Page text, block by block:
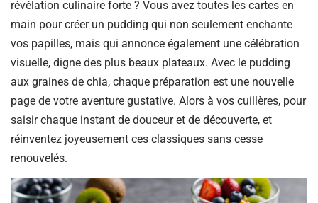
révélation culinaire forte ? Vous avez toutes les cartes en
main pour créer un pudding qui non seulement enchante
vos papilles, mais qui annonce également une célébration
visuelle, digne des plus beaux plateaux. Avec le pudding
aux graines de chia, chaque préparation est une nouvelle
page de votre aventure gustative. Alors à vos cuillères, pour
saisir chaque instant de douceur et de découverte, et
réinventez joyeusement ces classiques sans cesse
renouvelés.